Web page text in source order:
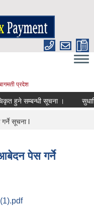
प्रदेश
हुने सम्बन्धी सूचना ।
सूचना l
आबेदन पेस गर्ने